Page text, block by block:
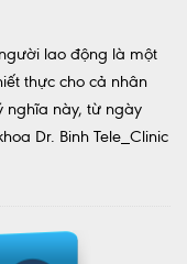
lao động là một
thực cho cả nhân
nghĩa này, từ ngày
Dr. Binh Tele_Clinic